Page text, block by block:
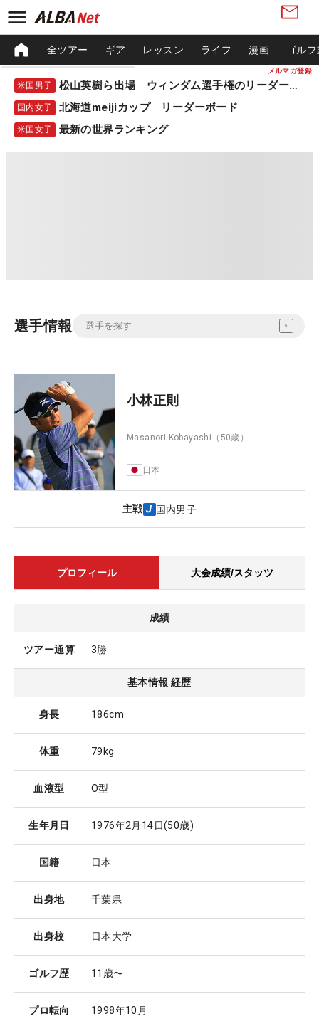
メルマガ登録
全ツアー ギア レッスン ライフ 漫画 ゴル
米国男子 松山英樹ら出場 ウィンダム選手権のリーダーボード
国内女子 北海道meijiカップ リーダーボード
米国女子 最新の世界ランキング
選手情報
小林正則
Masanori Kobayashi （50歳）
日本
主戦 国内男子
プロフィール 大会成績/スタッツ
成績
ツアー通算 3勝
基本情報 経歴
身長 186cm
体重 79kg
血液型 O型
生年月日 1976年2月14日(50歳)
国籍 日本
出身地 千葉県
出身校 日本大学
ゴルフ歴 11歳〜
プロ転向 1998年10月